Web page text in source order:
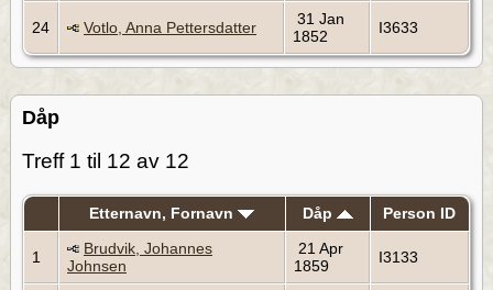
24 Votlo, Anna Pettersdatter
31 Jan
1852
I3633
Dåp
Treff 1 til 12 av 12
Etternavn, Fornavn Dåp Person ID
1
Brudvik, Johannes
Johnsen
21 Apr
1859
I3133